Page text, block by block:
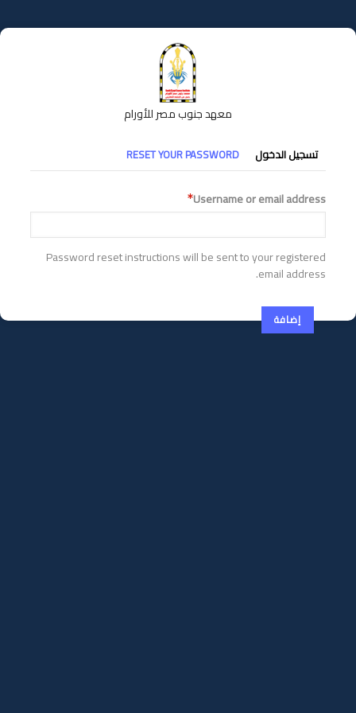
إلى
المحتوى
معهد جنوب مصر للأورام
التبويبات
الأساسية
تسجيل الدخول RESET YOUR PASSWORD
Username or email address
Password reset instructions will be sent to your registered
email address.